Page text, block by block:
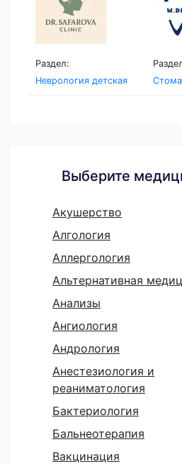
Раздел:
Неврология детская
Выберите
Акушерство
Алгология
Аллергология
Альтернативная
Анализы
Ангиология
Андрология
Анестезиология и
реаниматология
Бактериология
Бальнеотерапия
Вакцинация